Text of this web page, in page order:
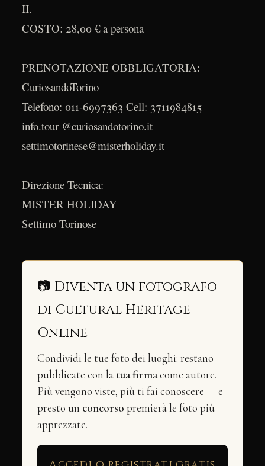
II.
COSTO: 28,00 € a persona
PRENOTAZIONE OBBLIGATORIA:
CuriosandoTorino
Telefono: 011-6997363 Cell: 3711984815
info.tour @curiosandotorino.it
settimotorinese@misterholiday.it
Direzione Tecnica:
MISTER HOLIDAY
Settimo Torinose
📷 Diventa un fotografo
di Cultural Heritage
Online
Condividi le tue foto dei luoghi: restano
pubblicate con la tua firmacome autore.
Più vengono viste, più ti fai conoscere — e
presto un concorso premierà le foto più
apprezzate.